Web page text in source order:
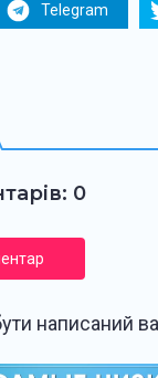
Telegram
0
написаний